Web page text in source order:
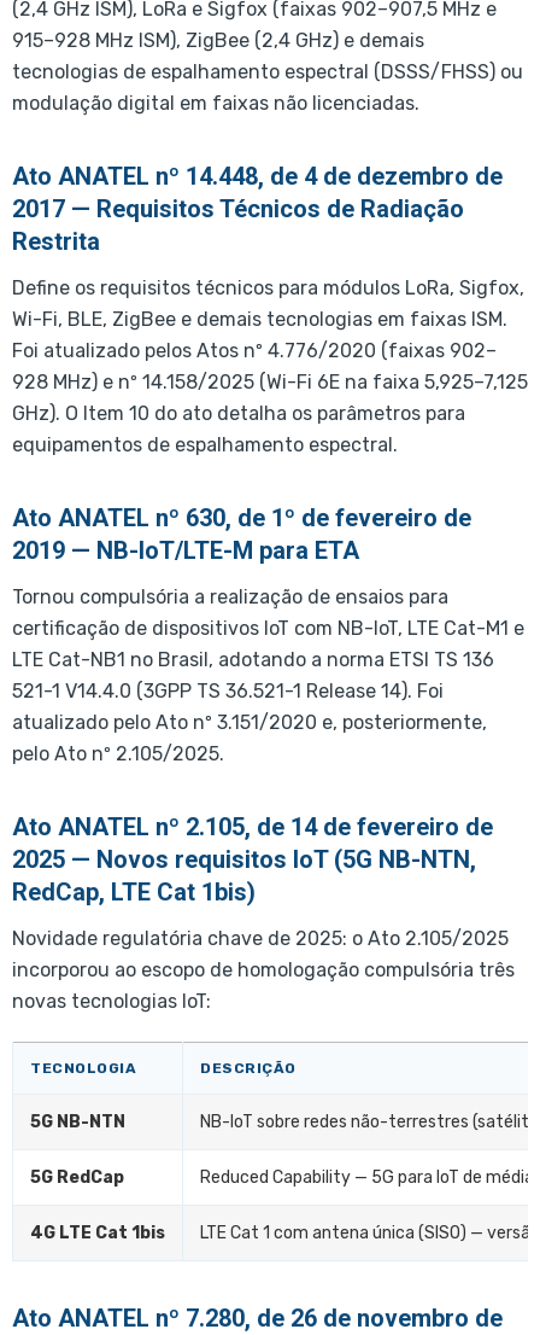
(2,4 GHz ISM), LoRa e Sigfox (faixas 902–907,5 MHz e
915–928 MHz ISM), ZigBee (2,4 GHz) e demais
tecnologias de espalhamento espectral (DSSS/FHSS) ou
modulação digital em faixas não licenciadas.
Ato ANATEL nº 14.448, de 4 de dezembro de
2017 — Requisitos Técnicos de Radiação
Restrita
Define os requisitos técnicos para módulos LoRa, Sigfox,
Wi-Fi, BLE, ZigBee e demais tecnologias em faixas ISM.
Foi atualizado pelos Atos nº 4.776/2020 (faixas 902–
928 MHz) e nº 14.158/2025 (Wi-Fi 6E na faixa 5,925–7,125
GHz). O Item 10 do ato detalha os parâmetros para
equipamentos de espalhamento espectral.
Ato ANATEL nº 630, de 1º de fevereiro de
2019 — NB-IoT/LTE-M para ETA
Tornou compulsória a realização de ensaios para
certificação de dispositivos IoT com NB-IoT, LTE Cat-M1 e
LTE Cat-NB1 no Brasil, adotando a norma ETSI TS 136
521-1 V14.4.0 (3GPP TS 36.521-1 Release 14). Foi
atualizado pelo Ato nº 3.151/2020 e, posteriormente,
pelo Ato nº 2.105/2025.
Ato ANATEL nº 2.105, de 14 de fevereiro de
2025 — Novos requisitos IoT (5G NB-NTN,
RedCap, LTE Cat 1bis)
Novidade regulatória chave de 2025: o Ato 2.105/2025
incorporou ao escopo de homologação compulsória três
novas tecnologias IoT:
TECNOLOGIA DESCRIÇÃO
5G NB-NTN NB-IoT sobre redes não-terrestres (satélite
5G RedCap Reduced Capability — 5G para IoT de
4G LTE Cat 1bis LTE Cat 1 com antena única (SISO) —
Ato ANATEL nº 7.280, de 26 de novembro de